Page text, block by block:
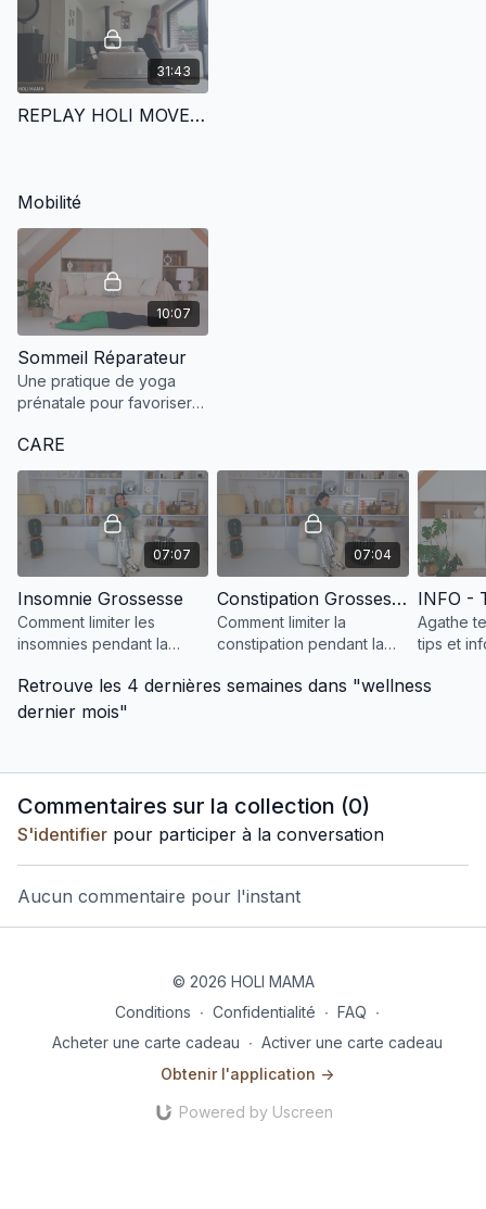
31:43
REPLAY HOLI MOVE | CIRCUIT TRAINING - FULL BODY EMOM - 15.11
Mobilité
10:07
Sommeil Réparateur
Une pratique de yoga
prénatale pour favoriser
CARE
07:07
Insomnie Grossesse
Comment limiter les
insomnies pendant la
07:04
Constipation Grossesse
Comment limiter la
constipation pendant la
Agathe
tips et
Retrouve les 4 dernières semaines dans "wellness
dernier mois"
Commentaires sur la collection (0)
S'identifier pour participer à la conversation
Aucun commentaire pour l'instant
© 2026 HOLI MAMA
Conditions ∙ Confidentialité ∙ FAQ ∙
Acheter une carte cadeau ∙ Activer une carte cadeau
Obtenir l'application ->
Powered by Uscreen